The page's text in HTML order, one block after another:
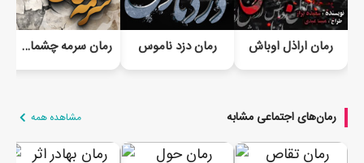
رمان اراذل اوباش رمان دزد ناموس رمان سرمه چشمان هامین
رمان‌های اجتماعی مشابه مشاهده همه